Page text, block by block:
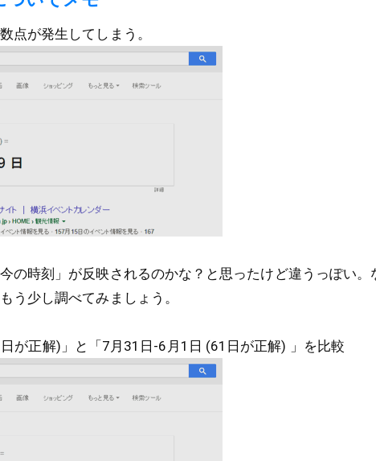
点が発生してしまう。
の時刻」が反映されるのかな？と思ったけど違うっぽい。
う少し調べてみましょう。
が正解)」と「7月31日-6月1日 (61日が正解) 」を比較